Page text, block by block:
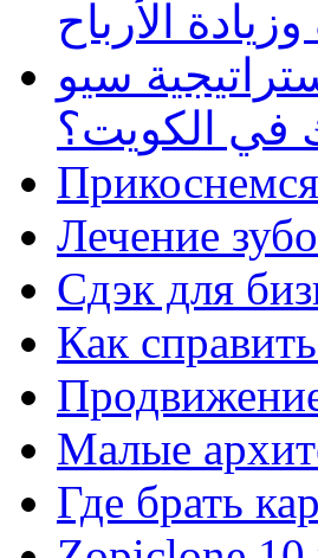
الأرباح
سيو
في الكويت؟
Лечение
Сдэк для
Как
Малые
Где брать